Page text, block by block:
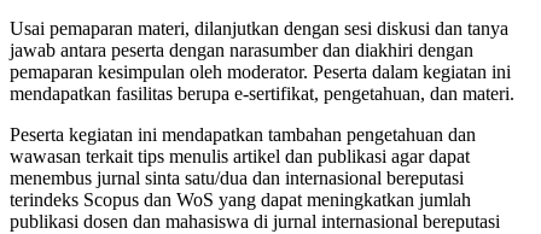
Usai pemaparan materi, dilanjutkan dengan sesi diskusi dan tanya
jawab antara peserta dengan narasumber dan diakhiri dengan
pemaparan kesimpulan oleh moderator. Peserta dalam kegiatan ini
mendapatkan fasilitas berupa e-sertifikat, pengetahuan, dan materi.
Peserta kegiatan ini mendapatkan tambahan pengetahuan dan
wawasan terkait tips menulis artikel dan publikasi agar dapat
menembus jurnal sinta satu/dua dan internasional bereputasi
terindeks Scopus dan WoS yang dapat meningkatkan jumlah
publikasi dosen dan mahasiswa di jurnal internasional bereputasi